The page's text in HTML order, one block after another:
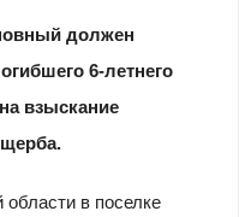
должен
6-летнего
взыскание
в поселке